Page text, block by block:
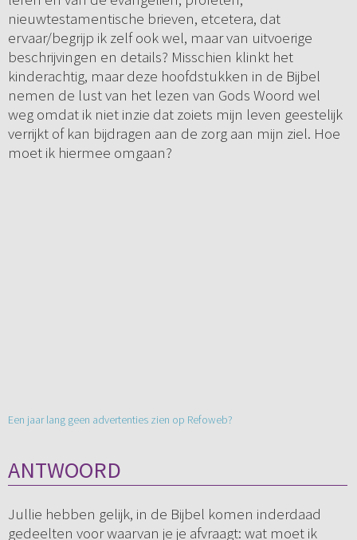
nieuwtestamentische brieven, etcetera, dat
ervaar/begrijp ik zelf ook wel, maar van uitvoerige
beschrijvingen en details? Misschien klinkt het
kinderachtig, maar deze hoofdstukken in de Bijbel
nemen de lust van het lezen van Gods Woord wel
weg omdat ik niet inzie dat zoiets mijn leven geestelijk
verrijkt of kan bijdragen aan de zorg aan mijn ziel. Hoe
moet ik hiermee omgaan?
Een jaar lang geen advertenties zien op Refoweb?
ANTWOORD
Jullie hebben gelijk, in de Bijbel komen inderdaad
gedeelten voor waarvan je je afvraagt: wat moet ik